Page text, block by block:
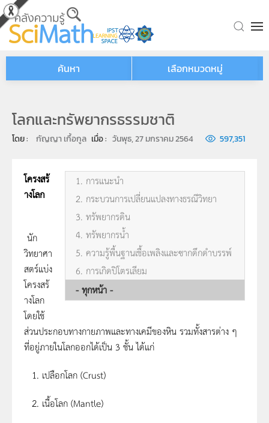
Skip to main content
ค้นหา เลือกหมวดหมู่
โลกและทรัพยากรธรรมชาติ
โดย : กัญญา เกื้อกูล เมื่อ : วันพุธ, 27 มกราคม 2564 597,351
1. การแนะนำ
2. กระบวนการเปลี่ยนแปลงทางธรณีวิทยา
3. ทรัพยากรดิน
4. ทรัพยากรน้ำ
5. ความรู้พื้นฐานเชื้อเพลิงและซากดึกดำบรรพ์
6. การเกิดปิโตรเลียม
- ทุกหน้า -
โครงสร้
างโลก
นัก
วิทยาศา
สตร์แบ่ง
โครงสร้
างโลก
โดยใช้
ส่วนประกอบทางกายภาพและทางเคมีของหิน รวมทั้งสารต่าง ๆ
ที่อยู่ภายในโลกออกได้เป็น 3 ชั้น ได้แก่
เปลือกโลก (Crust)
เนื้อโลก (Mantle)